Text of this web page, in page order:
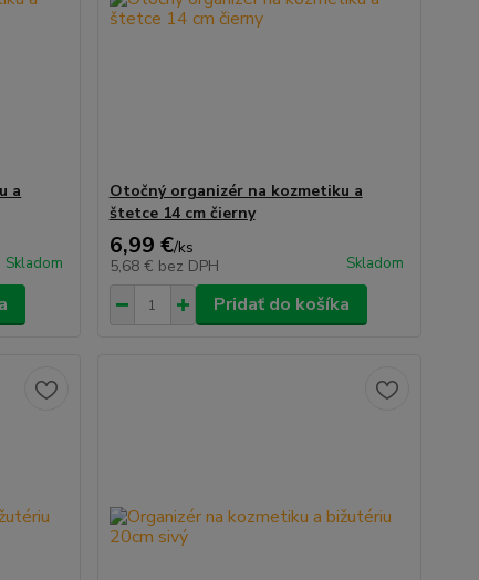
a
Skladom
Otočný organizér na kozmetiku a
štetce 14 cm čierny
6,99 €/ks
5,68 € bez DPH Skladom
Pridať do košíka